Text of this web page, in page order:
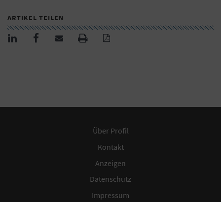
ARTIKEL TEILEN
Über Profil
Kontakt
Anzeigen
Datenschutz
Impressum